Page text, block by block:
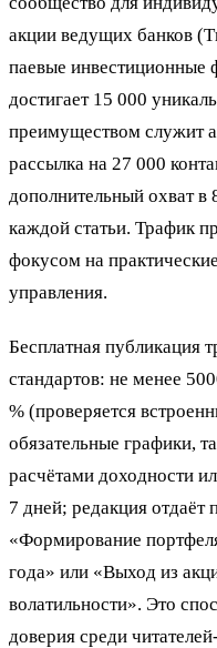
акции ведущих банков
паевые инвестиционные
достигает 15 000
преимуществом служит
рассылка на 27 000
дополнительный охват
каждой статьи. Трафик
фокусом на
управления.
Бесплатная публикация
стандартов: не менее
% (проверяется
обязательные графики,
расчётами доходности
7 дней; редакция отдаёт
«Формирование
года» или «Выход из
волатильности». Это
доверия среди